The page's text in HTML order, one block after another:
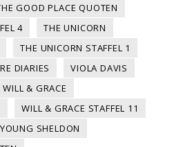
GOOD PLACE QUOTEN
4
THE UNICORN
THE UNICORN STAFFEL 1
DIARIES
VIOLA DAVIS
WILL & GRACE
WILL & GRACE STAFFEL 11
YOUNG SHELDON